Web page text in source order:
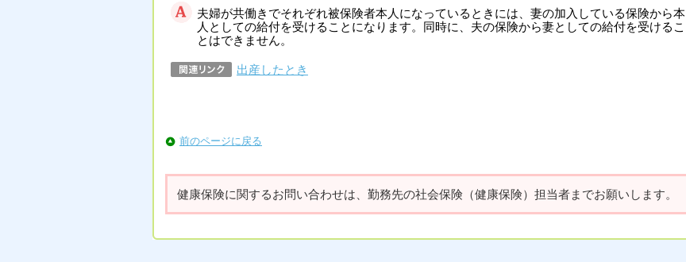
夫婦が共働きでそれぞれ被保険者本人になっているときには、妻の加入している保険から本
人としての給付を受けることになります。同時に、夫の保険から妻としての給付を受けるこ
とはできません。
出産したとき
前のページに戻る
健康保険に関するお問い合わせは、勤務先の社会保険（健康保険）担当者までお願いします。